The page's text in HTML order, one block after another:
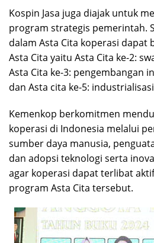
Kospin Jasa juga diajak untuk
program strategis pemerintah.
dalam Asta Cita koperasi dapat
Asta Cita yaitu Asta Cita ke-2:
Asta Cita ke-3: pengembangan
dan Asta cita ke-5:
Kemenkop berkomitmen
koperasi di Indonesia melalui
sumber daya manusia,
dan adopsi teknologi serta
agar koperasi dapat terlibat
program Asta Cita tersebut.